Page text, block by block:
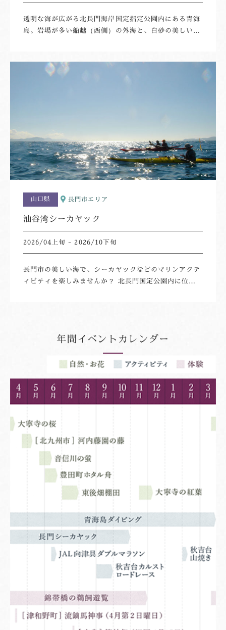
透明な海が広がる北長門海岸国定指定公園内にある青海
島。岩場が多い船越（西側）の外海と、白砂の美しい海
だけます。また、青海島の地形の特徴から、少し潜るだ
けでいろいろなお魚の世界を楽しめるのも特徴。はじめ
山口県 長門市エリア
油谷湾シーカヤック
2026/04上旬 - 2026/10下旬
長門市の美しい海で、シーカヤックなどのマリンアクテ
ィビティを楽しみませんか？ 北長門国定公園内に位置
だけます。油谷湾を巡るコースや、青海島を巡るコース
また、小さなお子様（小学4年生以上）も一緒にご参加
ビティをお楽しみいただけます。シーカヤックの漕ぎ
方・乗り降りのレクチャーを受けられるので初めての方
の休憩タイムもお楽しみに。※写真提供…1枚目：山口
ター
年間イベントカレンダー